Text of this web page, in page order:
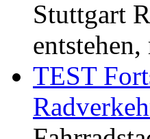
Stuttgart
TEST